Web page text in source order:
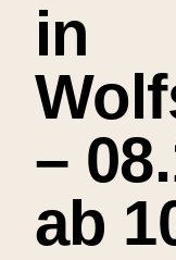
in
–
ab